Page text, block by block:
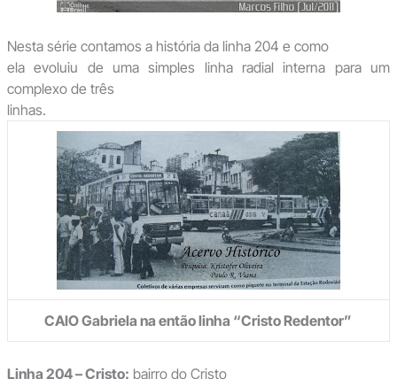
Nesta série contamos a história da linha 204 e como
ela evoluiu de uma simples linha radial interna para um
complexo de três
linhas.
CAIO Gabriela na então linha “Cristo Redentor”
Linha 204 – Cristo: bairro do Cristo